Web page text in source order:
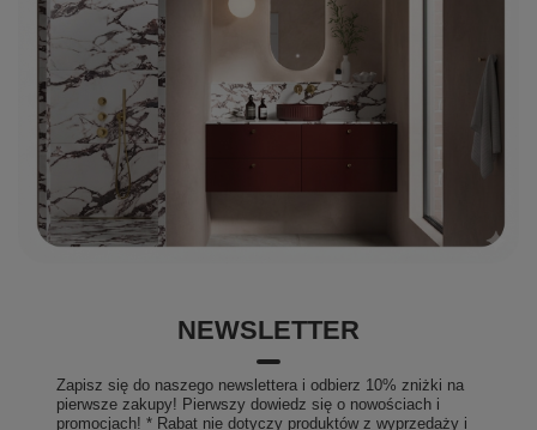
NEWSLETTER
Zapisz się do naszego newslettera i odbierz 10% zniżki na
pierwsze zakupy! Pierwszy dowiedz się o nowościach i
promocjach! * Rabat nie dotyczy produktów z wyprzedaży i